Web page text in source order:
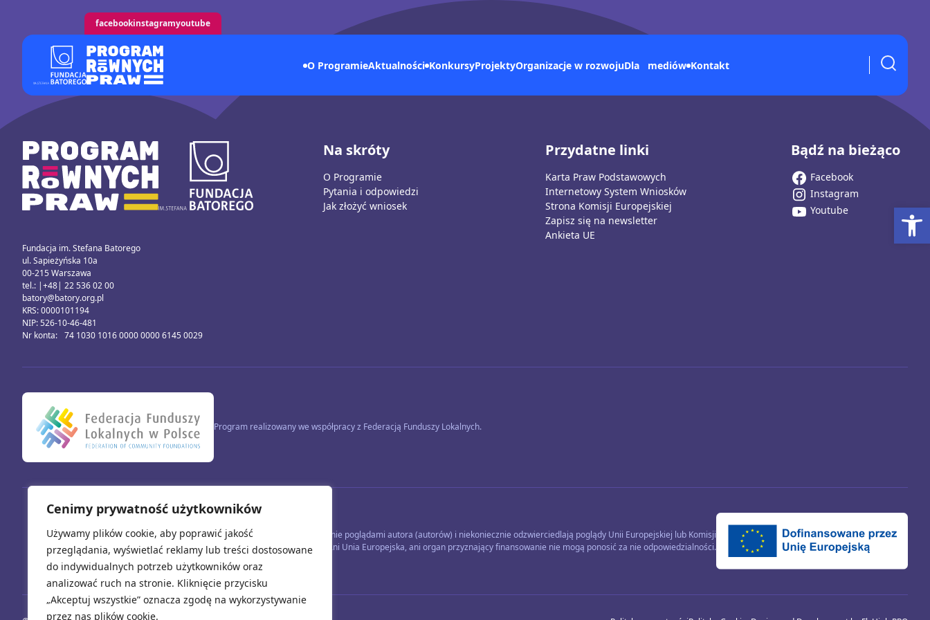
Cenimy prywatność użytkowników
Używamy plików cookie, aby poprawić jakość
przeglądania, wyświetlać reklamy lub treści dostosowane
do indywidualnych potrzeb użytkowników oraz
analizować ruch na stronie. Kliknięcie przycisku
„Akceptuj wszystkie” oznacza zgodę na wykorzystywanie
przez nas plików cookie.
facebookinstagramyoutube
O ProgramieAktualności KonkursyProjektyOrganizacje w rozwojuDla mediów Kontakt
Fundacja im. Stefana Batorego
ul. Sapieżyńska 10a
00-215 Warszawa
tel.: |+48| 22 536 02 00
batory@batory.org.pl
KRS: 0000101194
NIP: 526-10-46-481
Nr konta: 74 1030 1016 0000 0000 6145 0029
Na skróty
O Programie
Pytania i odpowiedzi
Jak złożyć wniosek
Przydatne linki
Karta Praw Podstawowych
Internetowy System Wniosków
Strona Komisji Europejskiej
Zapisz się na newsletter
Ankieta UE
Bądź na bieżąco
Facebook
Instagram
Youtube
Program realizowany we współpracy z Federacją Funduszy Lokalnych.
Sfinansowano przez Unię Europejską. Wyrażone opinie i poglądy są wyłącznie poglądami autora (autorów) i niekoniecznie odzwierciedlają poglądy Unii Europejskiej lub Komisji
Europejskiej. Ani Unia Europejska, ani organ przyznający finansowanie nie mogą ponosić za nie odpowiedzialności.